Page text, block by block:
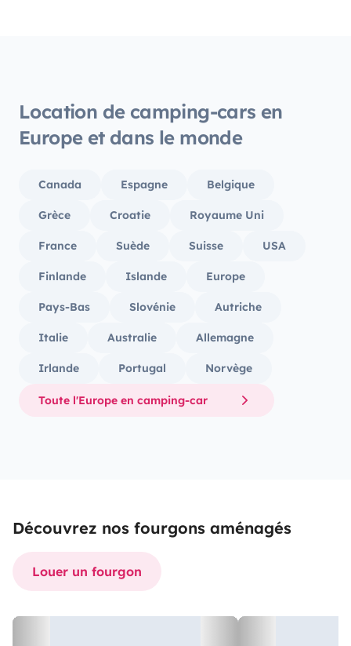
Location de camping-cars en
Europe et dans le monde
Canada Espagne Belgique
Grèce Croatie Royaume Uni
France Suède Suisse USA
Finlande Islande Europe
Pays-Bas Slovénie Autriche
Italie Australie Allemagne
Irlande Portugal Norvège
Toute l'Europe en camping-car
Découvrez nos fourgons aménagés
Louer un fourgon